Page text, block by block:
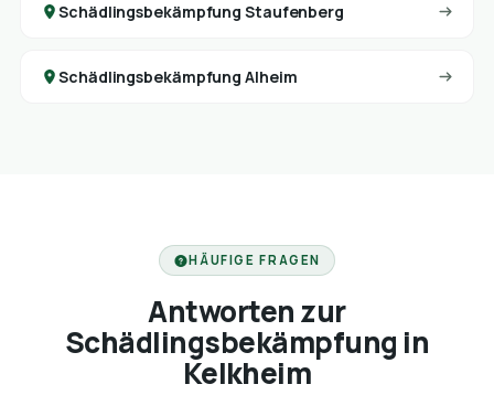
Schädlingsbekämpfung Staufenberg
Schädlingsbekämpfung Alheim
HÄUFIGE FRAGEN
Antworten zur
Schädlingsbekämpfung in
Kelkheim